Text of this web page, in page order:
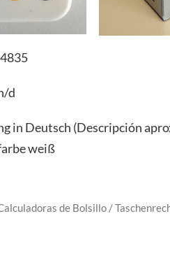
d
in Deutsch (Descripción
weiß
de Bolsillo /